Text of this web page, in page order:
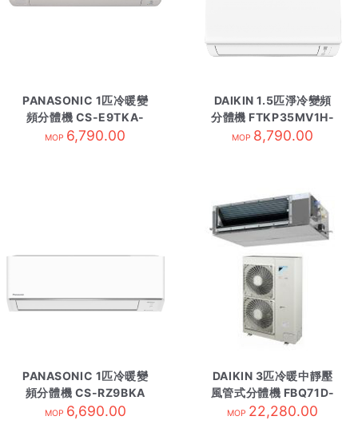
PANASONIC 1匹冷暖變
頻分體機 CS-E9TKA-
內 R410A
MOP 6,790.00
DAIKIN 1.5匹淨冷變頻
分體機 FTKP35MV1H-
內 R32
MOP 8,790.00
PANASONIC 1匹冷暖變
頻分體機 CS-RZ9BKA
內-R32
MOP 6,690.00
DAIKIN 3匹冷暖中靜壓
風管式分體機 FBQ71D-
內-有線控R410
MOP 22,280.00